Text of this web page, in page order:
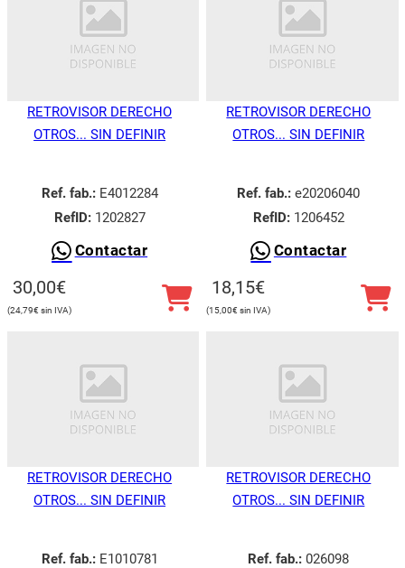
RETROVISOR DERECHO
OTROS... SIN DEFINIR
Ref. fab.:E4012284
RefID:1202827
Contactar
30,00€
24,79€
RETROVISOR DERECHO
OTROS... SIN DEFINIR
Ref. fab.: e20206040
RefID:1206452
Contactar
18,15€
15,00€
RETROVISOR DERECHO
OTROS... SIN DEFINIR
Ref. fab.:E1010781
RETROVISOR DERECHO
OTROS... SIN DEFINIR
Ref. fab.: 026098